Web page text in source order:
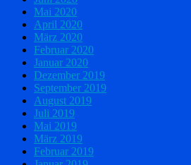
Mai 2020
April 2020
März 2020
Februar 2020
Januar 2020
Dezember 2019
September 2019
August 2019
Juli 2019
Mai 2019
März 2019
Februar 2019